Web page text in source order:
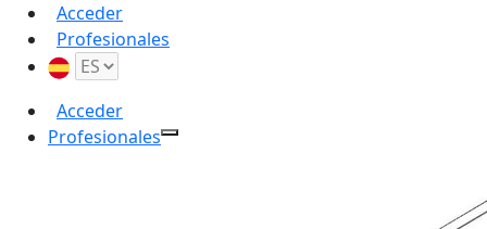
Acceder
Profesionales
Acceder
Profesionales